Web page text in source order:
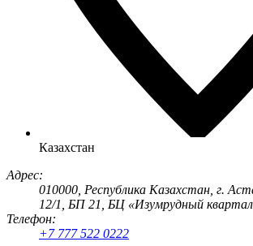
Казахстан
Адрес:
010000, Республика Казахстан, г.
12/1, БП 21, БЦ «Изумрудный
Телефон:
+7 777 522 0222